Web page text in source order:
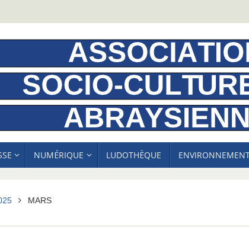
NUMÉRIQUE LUDOTHÈQUE
MARS